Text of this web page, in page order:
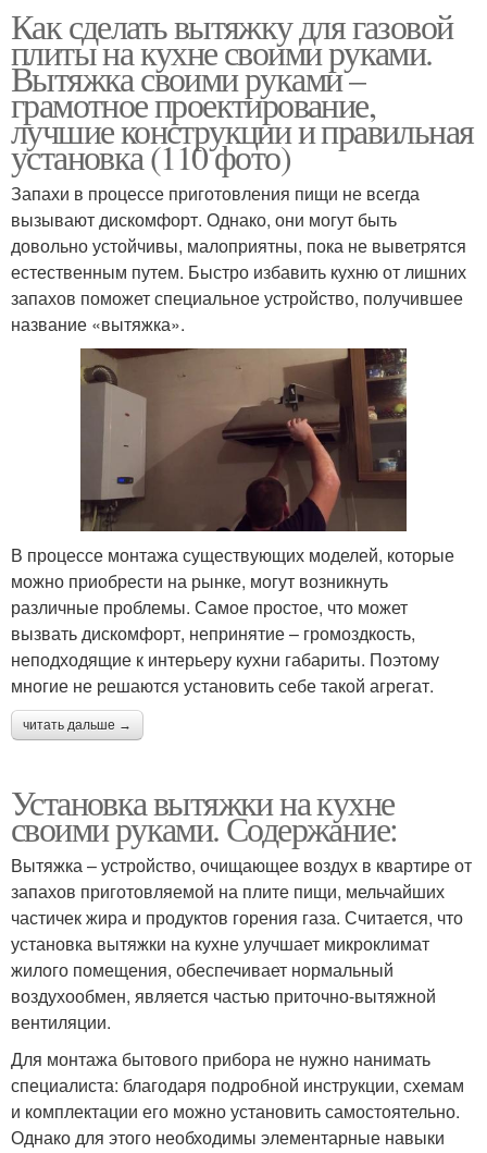
Как сделать вытяжку для газовой
плиты на кухне своими руками.
Вытяжка своими руками –
грамотное проектирование,
лучшие конструкции и правильная
установка (110 фото)
Запахи в процессе приготовления пищи не всегда
вызывают дискомфорт. Однако, они могут быть
довольно устойчивы, малоприятны, пока не выветрятся
естественным путем. Быстро избавить кухню от лишних
запахов поможет специальное устройство, получившее
название «вытяжка».
В процессе монтажа существующих моделей, которые
можно приобрести на рынке, могут возникнуть
различные проблемы. Самое простое, что может
вызвать дискомфорт, непринятие – громоздкость,
неподходящие к интерьеру кухни габариты. Поэтому
многие не решаются установить себе такой агрегат.
читать дальше →
Установка вытяжки на кухне
своими руками. Содержание:
Вытяжка – устройство, очищающее воздух в квартире от
запахов приготовляемой на плите пищи, мельчайших
частичек жира и продуктов горения газа. Считается, что
установка вытяжки на кухне улучшает микроклимат
жилого помещения, обеспечивает нормальный
воздухообмен, является частью приточно-вытяжной
вентиляции.
Для монтажа бытового прибора не нужно нанимать
специалиста: благодаря подробной инструкции, схемам
и комплектации его можно установить самостоятельно.
Однако для этого необходимы элементарные навыки